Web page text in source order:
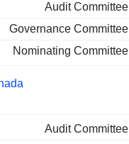
Audit Committee
Governance Committee
Nominating Committee
Audit Committee